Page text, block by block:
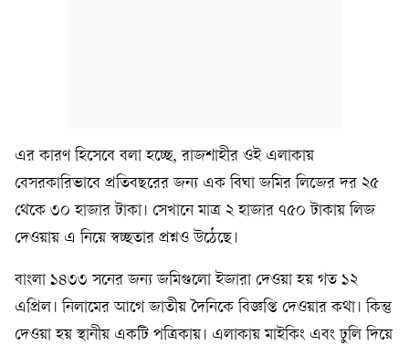
এর কারণ হিসেবে বলা হচ্ছে, রাজশাহীর ওই এলাকায়
বেসরকারিভাবে প্রতিবছরের জন্য এক বিঘা জমির লিজের দর ২৫
থেকে ৩০ হাজার টাকা। সেখানে মাত্র ২ হাজার ৭৫০ টাকায় লিজ
দেওয়ায় এ নিয়ে স্বচ্ছতার প্রশ্নও উঠেছে।
বাংলা ১৪৩৩ সনের জন্য জমিগুলো ইজারা দেওয়া হয় গত ১২
এপ্রিল। নিলামের আগে জাতীয় দৈনিকে বিজ্ঞপ্তি দেওয়ার কথা। কিন্তু
দেওয়া হয় স্থানীয় একটি পত্রিকায়। এলাকায় মাইকিং এবং ঢুলি দিয়ে